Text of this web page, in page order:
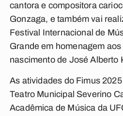
cantora e compositora
Gonzaga, e também vai
Festival Internacional de
Grande em homenagem aos
nascimento de José Alberto
As atividades do Fimus
Teatro Municipal Severino
Acadêmica de Música da